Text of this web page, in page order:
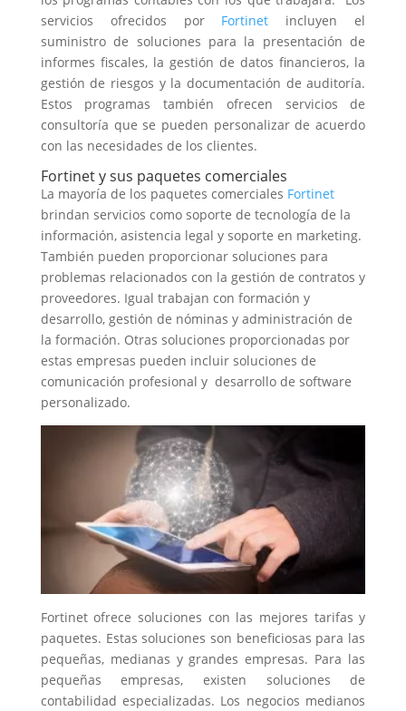
servicios ofrecidos por Fortinet incluyen el
suministro de soluciones para la presentación de
informes fiscales, la gestión de datos financieros, la
gestión de riesgos y la documentación de auditoría.
Estos programas también ofrecen servicios de
consultoría que se pueden personalizar de acuerdo
con las necesidades de los clientes.
Fortinet y sus paquetes comerciales
La mayoría de los paquetes comerciales Fortinet
brindan servicios como soporte de tecnología de la
información, asistencia legal y soporte en marketing.
También pueden proporcionar soluciones para
problemas relacionados con la gestión de contratos y
proveedores. Igual trabajan con formación y
desarrollo, gestión de nóminas y administración de
la formación. Otras soluciones proporcionadas por
estas empresas pueden incluir soluciones de
comunicación profesional y desarrollo de software
personalizado.
Fortinet ofrece soluciones con las mejores tarifas y
paquetes. Estas soluciones son beneficiosas para las
pequeñas, medianas y grandes empresas. Para las
pequeñas empresas, existen soluciones de
contabilidad especializadas. Los negocios medianos